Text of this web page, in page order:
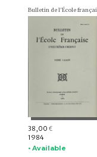
38,00 €
1984
• Available